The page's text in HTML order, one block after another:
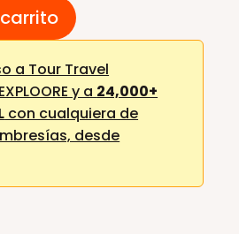
a Tour Travel
y a 24,000+
con cualquiera de
desde